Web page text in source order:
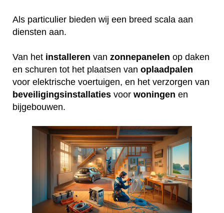
Als particulier bieden wij een breed scala aan
diensten aan.
Van het installeren van zonnepanelen op daken
en schuren tot het plaatsen van oplaadpalen
voor elektrische voertuigen, en het verzorgen van
beveiligingsinstallaties voor woningen en
bijgebouwen.